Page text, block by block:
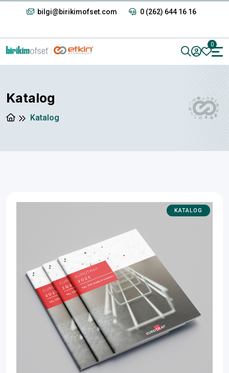
bilgi@birikimofset.com 0 (262) 644 16 16
0
Katalog
Katalog
KATALOG